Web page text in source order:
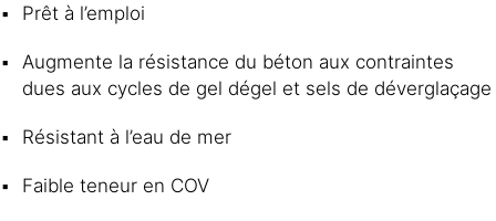
Prêt à l’emploi
Augmente la résistance du béton aux contraintes
dues aux cycles de gel dégel et sels de déverglaçage
Résistant à l’eau de mer
Faible teneur en COV